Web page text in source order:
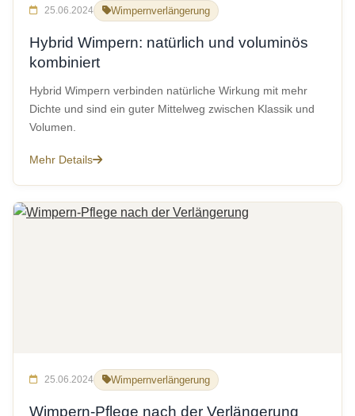
25.06.2024 Wimpernverlängerung
Hybrid Wimpern: natürlich und voluminös
kombiniert
Hybrid Wimpern verbinden natürliche Wirkung mit mehr
Dichte und sind ein guter Mittelweg zwischen Klassik und
Volumen.
Mehr Details
25.06.2024 Wimpernverlängerung
Wimpern-Pflege nach der Verlängerung